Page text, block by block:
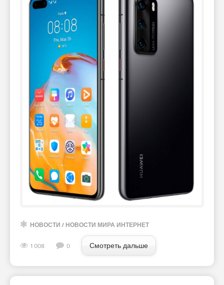
НОВОСТИ / НОВОСТИ МИРА ИНТЕРНЕТ
1 008 0 Смотреть дальше